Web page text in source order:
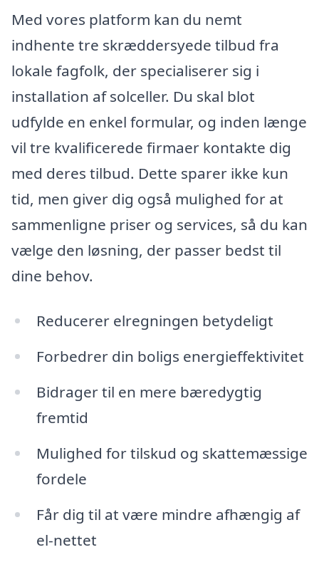
Med vores platform kan du nemt
indhente tre skræddersyede tilbud fra
lokale fagfolk, der specialiserer sig i
installation af solceller. Du skal blot
udfylde en enkel formular, og inden længe
vil tre kvalificerede firmaer kontakte dig
med deres tilbud. Dette sparer ikke kun
tid, men giver dig også mulighed for at
sammenligne priser og services, så du kan
vælge den løsning, der passer bedst til
dine behov.
Reducerer elregningen betydeligt
Forbedrer din boligs energieffektivitet
Bidrager til en mere bæredygtig
fremtid
Mulighed for tilskud og skattemæssige
fordele
Får dig til at være mindre afhængig af
el-nettet